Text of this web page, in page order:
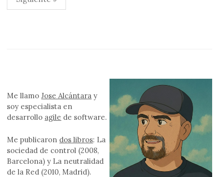
de
Me llamoJose Alcántara y
soy especialista en
desarrollo agile de software.
Me publicaron dos libros: La
sociedad de control (2008,
Barcelona) y La neutralidad
de la Red (2010, Madrid).